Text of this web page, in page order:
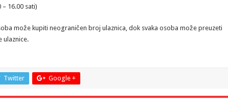
16.00 sati)
može kupiti neograničen broj ulaznica, dok svaka osoba može preuzeti
ulaznice.
Twitter Google +